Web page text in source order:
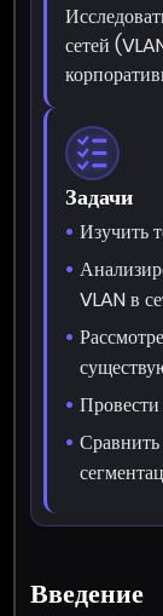
сетей
Задачи
Изучить
VLAN в
Введение